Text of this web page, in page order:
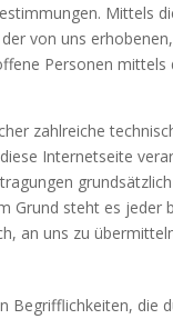
Mittels
von uns
Personen
zahlreiche
Internetseite
Grund steht es
an uns zu
die